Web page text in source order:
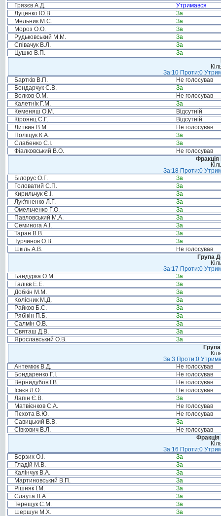
Грязєв А.Д.
Утримався
Луценко Ю.В.
За
Мельник М.Є.
За
Мороз О.О.
За
Рудьковський М.М.
За
Співачук В.Л.
За
Цушко В.П.
За
За:10 Проти:0
Бартків В.П.
Не голосував
Бондарчук С.В.
За
Волков О.М.
Не голосував
Калетнік Г.М.
За
Кеменяш О.М.
Відсутній
Кіроянц С.Г.
Відсутній
Литвин В.М.
Не голосував
Поліщук К.А.
За
Слабенко С.І.
За
Фіалковський В.О.
Не голосував
За:18 Проти:0
Білорус О.Г.
За
Головатий С.П.
За
Кирильчук Є.І.
За
Лук'яненко Л.Г.
За
Омельченко Г.О.
За
Павловський М.А.
За
Семинога А.І.
За
Таран В.В.
За
Турчинов О.В.
За
Шкіль А.В.
Не голосував
Група
За:17 Проти:0
Бандурка О.М.
За
Галієв Е.Е.
За
Добкін М.М.
За
Колісник М.Д.
За
Райков Б.С.
За
Рябікін П.Б.
За
Салмін О.В.
За
Святаш Д.В.
За
Ярославський О.В.
За
За:3 Проти:0
Антемюк В.Д.
Не голосував
Бондаренко Г.І.
Не голосував
Вернидубов І.В.
Не голосував
Ісаєв Л.О.
Не голосував
Лапін Є.В.
За
Матвієнков С.А.
Не голосував
Пєхота В.Ю.
Не голосував
Савицький В.В.
За
Сівкович В.Л.
Не голосував
Фракція
За:16 Проти:0
Борзих О.І.
За
Гладій М.В.
За
Калінчук В.А.
За
Мартиновський В.П.
За
Рішняк І.М.
За
Слаута В.А.
За
Терещук С.М.
За
Шершун М.Х.
За